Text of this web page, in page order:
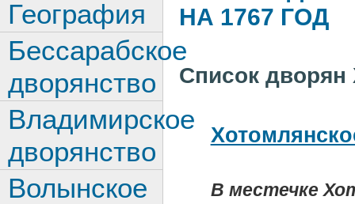
НА 1767 ГОД
Список дворян
В местечке
География
Бессарабское
дворянство
Владимирское
дворянство
Волынское